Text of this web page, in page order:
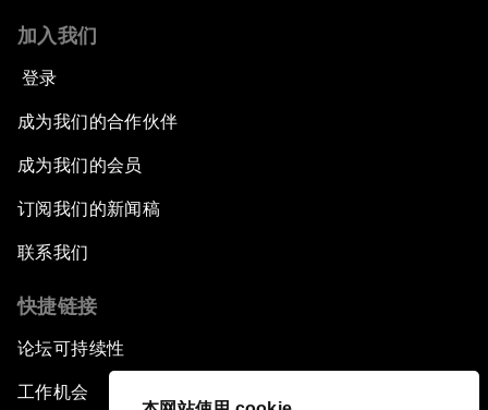
加入我们
登录
成为我们的合作伙伴
成为我们的会员
订阅我们的新闻稿
联系我们
快捷链接
论坛可持续性
工作机会